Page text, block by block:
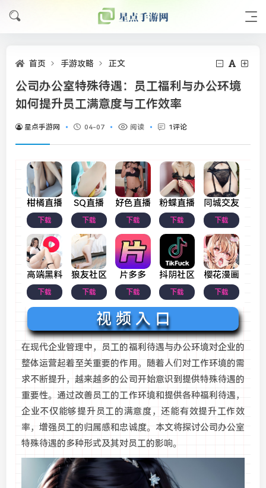
首页 手游攻略 正文
公司办公室特殊待遇：员工福利与办公环境
如何提升员工满意度与工作效率
星点手游网 04-07 阅读 1评论
柑橘直播
下载
SQ直播
下载
好色直播
下载
粉蝶直播
下载
同城交友
下载
高端黑料
下载
狼友社区
下载
片多多
下载
抖阴社区
下载
樱花漫画
下载
视 频 入 口
在现代企业管理中，员工的福利待遇与办公环境对企业的
整体运营起着至关重要的作用。随着人们对工作环境的需
求不断提升，越来越多的公司开始意识到提供特殊待遇的
重要性。通过改善员工的工作环境和提供各种福利待遇，
企业不仅能够提升员工的满意度，还能有效提升工作效
率，增强员工的归属感和忠诚度。本文将探讨公司办公室
特殊待遇的多种形式及其对员工的影响。